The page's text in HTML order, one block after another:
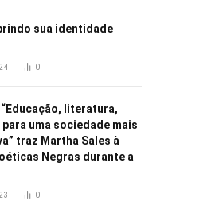
sua identidade
0
“Educação, literatura,
uma sociedade mais
traz Martha Sales à
Negras durante a
0